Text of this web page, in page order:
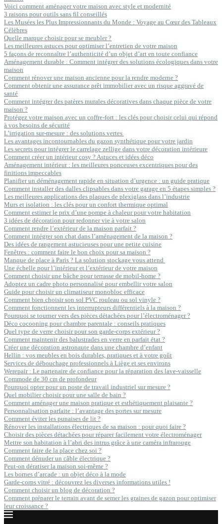
Voici comment aménager votre maison avec style et modernité
3 raisons pour outils sans fil conseillés
Les Musées les Plus Impressionnants du Monde : Voyage au Cœur des Tableaux
Célèbres
Quelle marque choisir pour se meubler ?
Les meilleures astuces pour optimiser l’entretien de votre maison
5 façons de reconnaître l’authenticité d’un objet d’art en toute confiance
Aménagement durable : Comment intégrer des solutions écologiques dans votre
maison
Comment rénover une maison ancienne pour la rendre moderne ?
Comment obtenir une assurance prêt immobilier avec un risque aggravé de
santé
Comment intégrer des patères murales décoratives dans chaque pièce de votre
maison ?
Protégez votre maison avec un coffre-fort : les clés pour choisir celui qui répond
à vos besoins de sécurité
L’irrigation sur-mesure : des solutions vertes
Les avantages incontournables du gazon synthétique pour votre jardin
Les secrets pour intégrer le carrelage zellige dans votre décoration intérieure
Comment créer un intérieur cosy ? Astuces et idées déco
Aménagement intérieur : les meilleures ponceuses excentriques pour des
finitions impeccables
Planifier un déménagement rapide en situation d’urgence : un guide pratique
Comment installer des dalles clipsables dans votre garage en 5 étapes simples ?
Les meilleures applications des plaques de plexiglass dans l’industrie
Murs et isolation : les clés pour un confort thermique optimal
Comment estimer le prix d’une pompe à chaleur pour votre habitation
3 idées de décoration pour redonner vie à votre salon
Comment rendre l’extérieur de la maison parfait ?
Comment intégrer son chat dans l’aménagement de la maison ?
Des idées de rangement astucieuses pour une petite cuisine
Fenêtres : comment faire le bon choix pour sa maison ?
Manque de place à Paris ? La solution stockage vous attend
Une échelle pour l’intérieur et l’extérieur de votre maison
Comment choisir une bâche pour terrasse de mobil-home ?
Adoptez un cadre photo personnalisé pour embellir votre salon
Guide pour choisir un climatiseur monobloc efficace
Comment bien choisir son sol PVC rouleau ou sol vinyle ?
Comment fonctionnent les interrupteurs différentiels à la maison ?
Pourquoi se tourner vers des pièces détachées pour l’électroménager ?
Déco cocooning pour chambre parentale : conseils pratiques
Quel type de verre choisir pour son garde-corps extérieur ?
Comment maintenir des balustrades en verre en parfait état ?
Créer une décoration astronaute dans une chambre d’enfant
Hellin : vos meubles en bois durables, pratiques et à votre goût
Services de débouchage professionnels à Liège et ses environs
Werepair : Le partenaire de confiance pour la réparation des lave-vaisselle
Commode de 30 cm de profondeur
Pourquoi opter pour un poste de travail industriel sur mesure ?
Quel mobilier choisir pour une salle de bain ?
Comment aménager une maison pratique et esthétiquement plaisante ?
Personnalisation parfaite : l’avantage des portes sur mesure
Comment éviter les punaises de lit ?
Rénover les installations électriques de sa maison : pour quoi faire ?
Choisir des pièces détachées pour réparer facilement votre électroménager
Mettre son habitation à l’abri des intrus grâce à une caméra infrarouge
Comment faire de la place chez soi ?
Comment dénuder un câble électrique ?
Peut-on dératiser la maison soi-même ?
Les bornes d’arcade : un objet déco à la mode
Garde-corps vitré : découvrez les diverses informations utiles !
Comment choisir un blog de décoration ?
Comment préparer le terrain avant de semer les graines de gazon pour optimiser
leur croissance ?